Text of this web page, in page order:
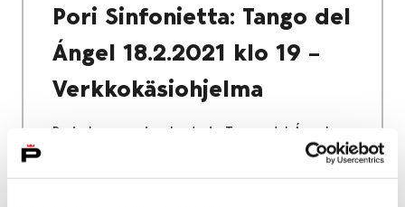
Pori Sinfonietta: Tango del
Ángel 18.2.2021 klo 19 –
Verkkokäsiohjelma
Porin kaupunginorkesterin Tango del Ángel -
sinfoniakonsertti esitetään maksuttomana
verkossa orkesterin YouTube-kanavalla